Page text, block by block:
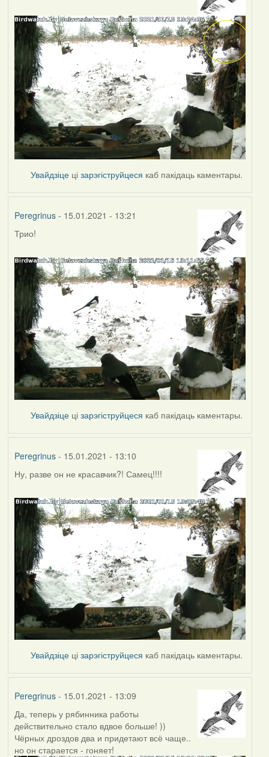
Увайдзіце цізарэгіструйцеся каб пакідаць каментары.
Peregrinus- 15.01.2021 - 13:21
Трио!
Увайдзіце цізарэгіструйцеся каб пакідаць каментары.
Peregrinus- 15.01.2021 - 13:10
Ну, разве он не красавчик?! Самец!!!!
Увайдзіце цізарэгіструйцеся каб пакідаць каментары.
Peregrinus- 15.01.2021 - 13:09
Да, теперь у рябинника работы
действительно стало вдвое больше! ))
Чёрных дроздов два и придетают всё чаще..
но он старается - гоняет!